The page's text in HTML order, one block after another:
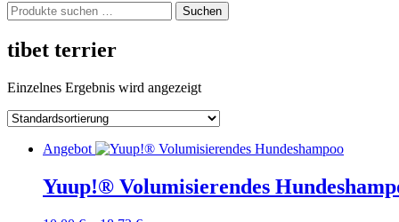
Suchen
nach:
Suchen
tibet terrier
Einzelnes Ergebnis wird angezeigt
Angebot
Yuup!® Volumisierendes